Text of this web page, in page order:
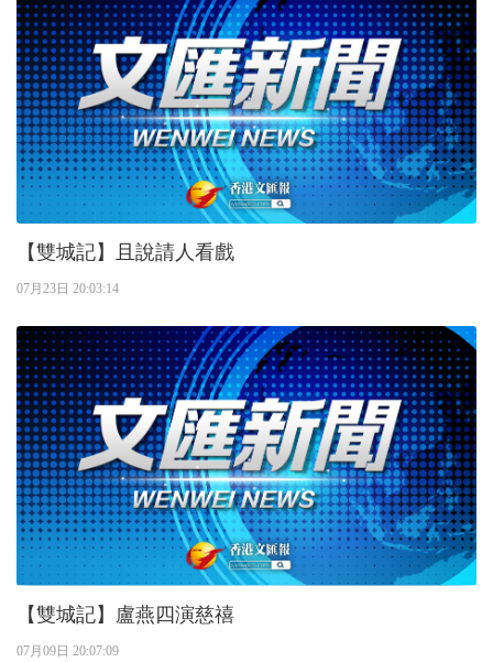
【雙城記】且說請人看戲
07月23日 20:03:14
【雙城記】盧燕四演慈禧
07月09日 20:07:09